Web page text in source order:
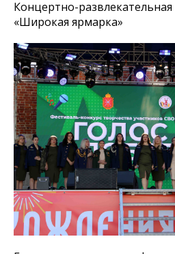
Концертно-
«Широкая ярмарка»